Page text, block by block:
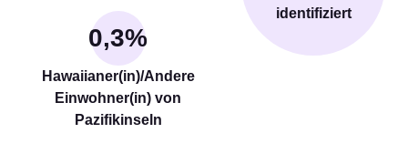
0,3%
Hawaiianer(in)/Andere
Einwohner(in) von
Pazifikinseln
identifiziert